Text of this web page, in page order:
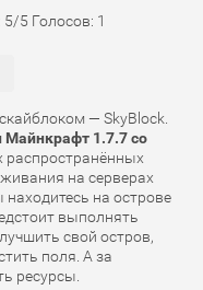
5/5 Голосов: 1
— SkyBlock.
Майнкрафт 1.7.7 со
распространённых
на серверах
на острове
выполнять
свой остров,
поля. А за
ресурсы.